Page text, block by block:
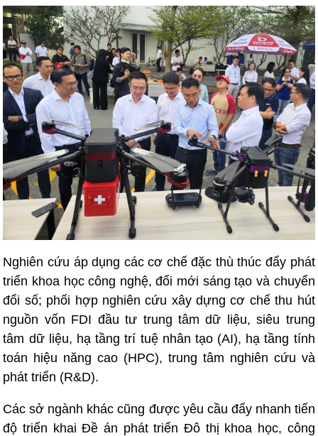
Nghiên cứu áp dụng các cơ chế đặc thù thúc đẩy phát
triển khoa học công nghệ, đổi mới sáng tạo và chuyển
đổi số; phối hợp nghiên cứu xây dựng cơ chế thu hút
nguồn vốn FDI đầu tư trung tâm dữ liệu, siêu trung
tâm dữ liệu, hạ tầng trí tuệ nhân tạo (AI), hạ tầng tính
toán hiệu năng cao (HPC), trung tâm nghiên cứu và
phát triển (R&D).
Các sở ngành khác cũng được yêu cầu đẩy nhanh tiến
độ triển khai Đề án phát triển Đô thị khoa học, công